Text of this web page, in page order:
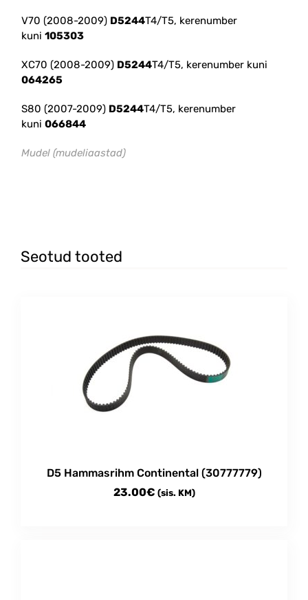
V70 (2008-2009) D5244T4/T5, kerenumber
kuni 105303
XC70 (2008-2009) D5244T4/T5, kerenumber kuni
064265
S80 (2007-2009) D5244T4/T5, kerenumber
kuni 066844
Mudel (mudeliaastad)
Seotud tooted
D5 Hammasrihm Continental (30777779)
23.00€ (sis. KM)